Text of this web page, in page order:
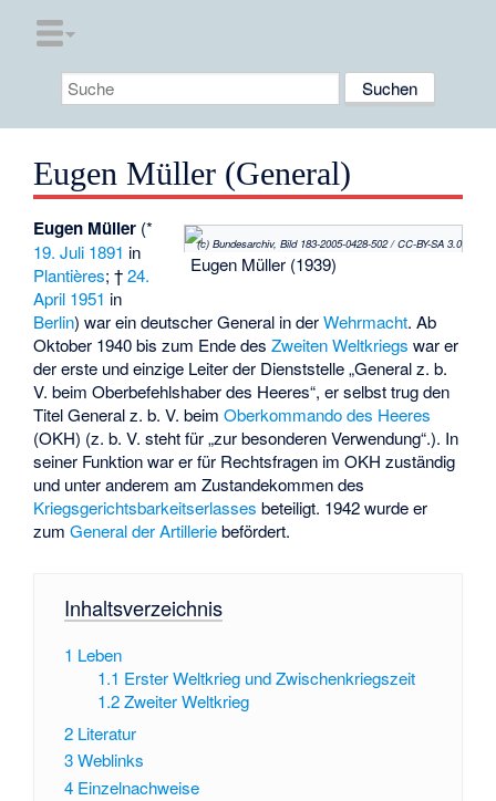
Eugen Müller (General)
(c) Bundesarchiv, Bild 183-2005-0428-502 / CC-BY-SA 3.0
Eugen Müller (1939)
Eugen Müller (*
19. Juli 1891 in
Plantières; †24.
April 1951 in
Berlin) war ein deutscher General in derWehrmacht. Ab
Oktober 1940 bis zum Ende desZweiten Weltkriegs war er
der erste und einzige Leiter der Dienststelle „General z. b.
V. beim Oberbefehlshaber des Heeres“, er selbst trug den
Titel General z. b. V. beimOberkommando des Heeres
(OKH) (z. b. V. steht für „zur besonderen Verwendung“.). In
seiner Funktion war er für Rechtsfragen im OKH zuständig
und unter anderem am Zustandekommen des
Kriegsgerichtsbarkeitserlasses beteiligt. 1942 wurde er
zumGeneral der Artilleriebefördert.
Inhaltsverzeichnis
1 Leben
1.1 Erster Weltkrieg und Zwischenkriegszeit
1.2 Zweiter Weltkrieg
2 Literatur
3Weblinks
4 Einzelnachweise